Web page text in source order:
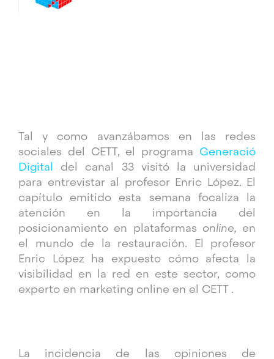
Tal y como avanzábamos en las redes
sociales del CETT, el programa Generació
Digital del canal 33 visitó la universidad
para entrevistar al profesor Enric López. El
capítulo emitido esta semana focaliza la
atención en la importancia del
posicionamiento en plataformas online, en
el mundo de la restauración. El profesor
Enric López ha expuesto cómo afecta la
visibilidad en la red en este sector, como
experto en marketing online en el CETT .
La incidencia de las opiniones de